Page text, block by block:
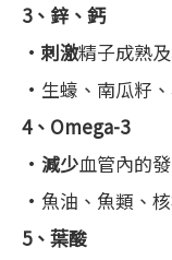
3、鋅、鈣
•刺激精子成熟及
•生蠔、南瓜籽
4、Omega-3
• 減少血管內的
•魚油、魚類、
5、葉酸